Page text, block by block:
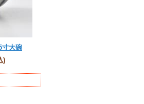
大碗
)